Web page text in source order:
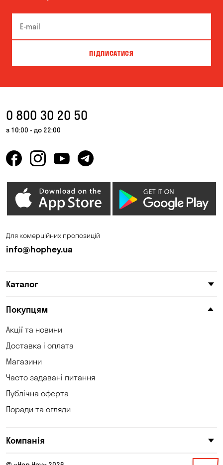
ПІДПИСАТИСЯ
0 800 30 20 50
з 10:00 - до 22:00
Для комерційних пропозицій
info@hophey.ua
Каталог
Покупцям
Акції та новини
Доставка і оплата
Магазини
Часто задавані питання
Публічна оферта
Поради та огляди
Компанія